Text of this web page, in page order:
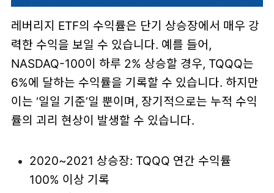
레버리지 ETF의 수익률은 단기 상승장에서 매우 강
력한 수익을 보일 수 있습니다. 예를 들어,
NASDAQ-100이 하루 2% 상승할 경우, TQQQ는
6%에 달하는 수익률을 기록할 수 있습니다. 하지만
이는 ‘일일 기준’일 뿐이며, 장기적으로는 누적 수익
률의 괴리 현상이 발생할 수 있습니다.
2020~2021 상승장: TQQQ 연간 수익률
100% 이상 기록